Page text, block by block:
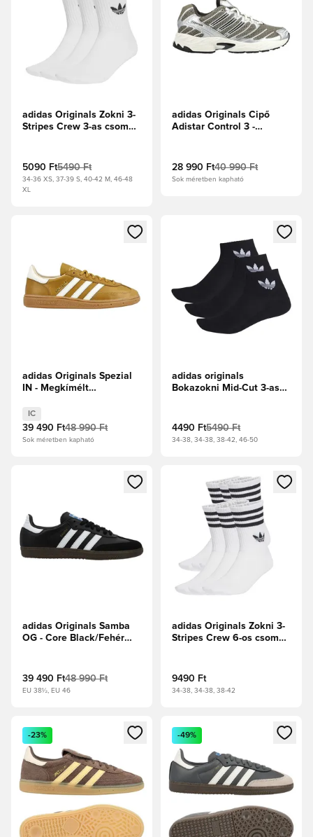
adidas Originals Zokni 3-
Stripes Crew 3-as csomag
5090 Ft5490 Ft
34-36 XS, 37-39 S, 40-42 M, 46-48
XL
adidas Originals Cipő
Adistar Control 3 -
28 990 Ft40 990 Ft
Sok méretben kapható
Megnyit egy modált a bejelentkezéshez vagy a tagként
adidas Originals Spezial
IN - Megkímélt
IC
39 490 Ft48 990 Ft
Sok méretben kapható
Megnyit egy modált a
adidas originals
Bokazokni Mid-Cut 3-as
4490 Ft5490 Ft
34-38, 34-38, 38-42, 46-50
Megnyit egy modált a bejelentkezéshez vagy a tagként
adidas Originals Samba
OG - Core Black/Fehér
39 490 Ft48 990 Ft
EU 38½, EU 46
Megnyit egy modált a
adidas Originals Zokni 3-
Stripes Crew 6-os csomag
9490 Ft
34-38, 34-38, 38-42
Megnyit egy modált a bejelentkezéshez vagy a tagként
-23%
Megnyit egy modált a
-49%